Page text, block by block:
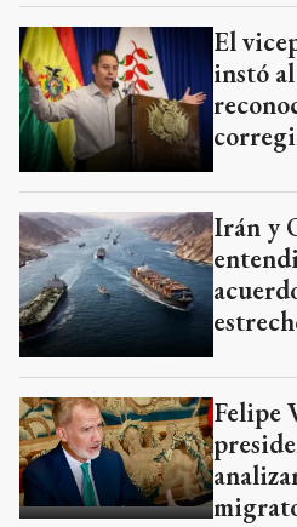
El
instó
Irán y
Felipe